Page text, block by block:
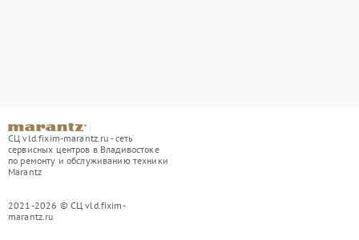
СЦ vld.fixim-marantz.ru - сеть
сервисных центров в Владивостоке
по ремонту и обслуживанию техники
Marantz
2021-2026 © СЦ vld.fixim-
marantz.ru